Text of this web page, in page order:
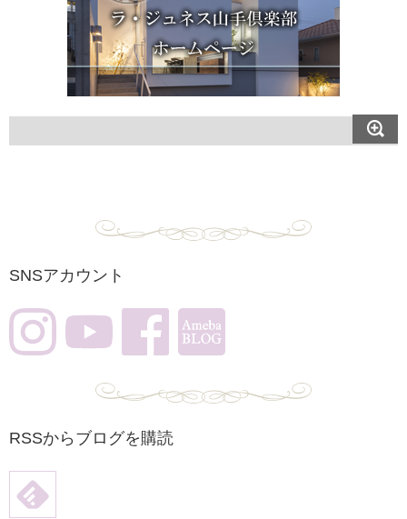
SNSアカウント
RSSからブログを購読